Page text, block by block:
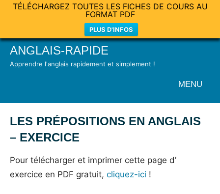
TÉLÉCHARGEZ TOUTES LES FICHES DE COURS AU
FORMAT PDF
PLUS D'INFOS
SkipANGLAIS-RAPIDE
Apprendre l'anglais rapidement et simplement !
MENU
LES PRÉPOSITIONS EN ANGLAIS
– EXERCICE
on
16
Mat
Exercices
Pour télécharger et imprimer cette page d’
exercice en PDF gratuit, cliquez-ici !